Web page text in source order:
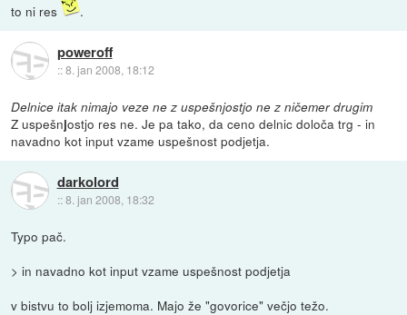
to ni res
.
poweroff
::8. jan 2008, 18:12
Delnice itak nimajo veze ne z uspešnjostjo ne z ničemer drugim
Z uspešnjostjo res ne. Je pa tako, da ceno delnic določa trg - in
navadno kot input vzame uspešnost podjetja.
darkolord
::8. jan 2008, 18:32
Typo pač.
> in navadno kot input vzame uspešnost podjetja
v bistvu to bolj izjemoma. Majo že "govorice" večjo težo.